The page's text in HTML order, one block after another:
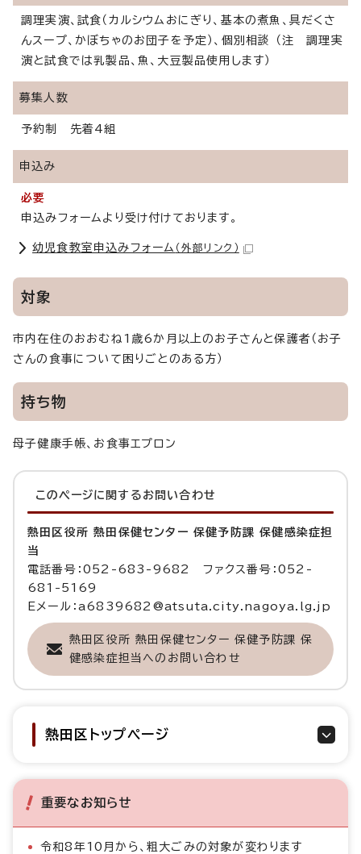
調理実演、試食（カルシウムおにぎり、基本の煮魚、具だくさ
んスープ、かぼちゃのお団子を予定）、個別相談 （注 調理実
演と試食では乳製品、魚、大豆製品使用します）
募集人数
予約制 先着4組
申込み
必要
申込みフォームより受け付けております。
幼児食教室申込みフォーム （外部リンク）
対象
市内在住のおおむね1歳6か月以上のお子さんと保護者（お子
さんの食事について困りごとのある方）
持ち物
母子健康手帳、お食事エプロン
このページに関する お問い合わせ
熱田区役所 熱田保健センター 保健予防課 保健感染症担
当
電話番号：052-683-9682 ファクス番号：052-
681-5169
Eメール：a6839682@atsuta.city.nagoya.lg.jp
熱田区役所 熱田保健センター 保健予防課 保
健感染症担当へのお問い合わせ
熱田区トップページ
重要なお知らせ
令和8年10月から、粗大ごみの対象が変わります